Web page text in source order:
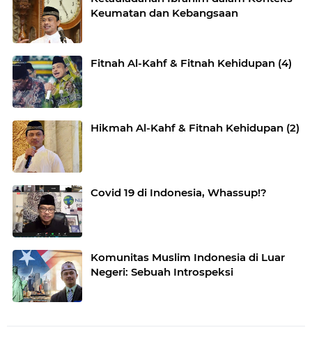
Keumatan dan Kebangsaan
Fitnah Al-Kahf & Fitnah Kehidupan (4)
Hikmah Al-Kahf & Fitnah Kehidupan (2)
Covid 19 di Indonesia, Whassup!?
Komunitas Muslim Indonesia di Luar
Negeri: Sebuah Introspeksi